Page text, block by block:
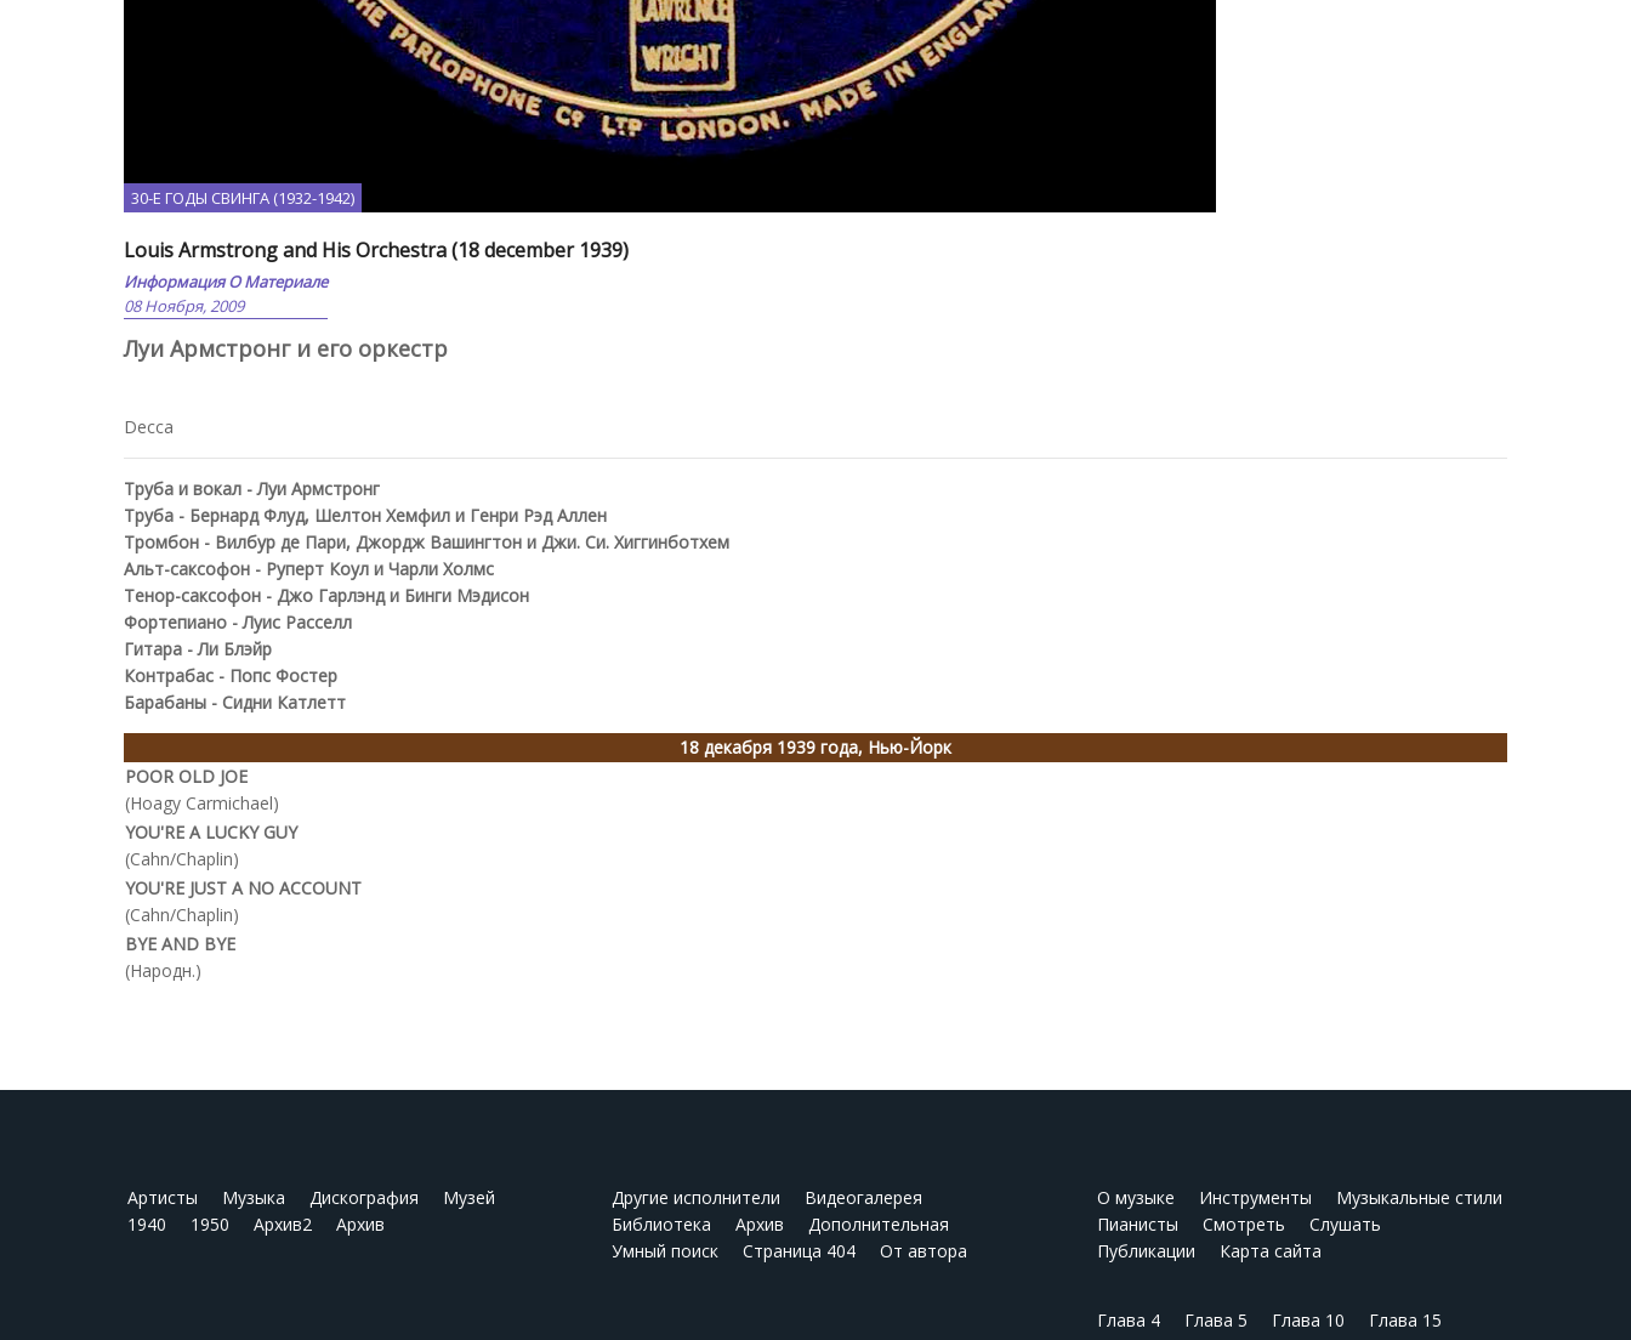
30-Е ГОДЫ СВИНГА (1932-1942)
Louis Armstrong and His Orchestra (18 december 1939)
Информация О Материале
08 Ноября, 2009
Луи Армстронг и его оркестр
Decca
Труба и вокал - Луи Армстронг
Труба - Бернард Флуд, Шелтон Хемфил и Генри Рэд Аллен
Тромбон - Вилбур де Пари, Джордж Вашингтон и Джи. Си. Хиггинботхем
Альт-саксофон - Руперт Коул и Чарли Холмс
Тенор-саксофон - Джо Гарлэнд и Бинги Мэдисон
Фортепиано - Луис Расселл
Гитара - Ли Блэйр
Контрабас - Попс Фостер
Барабаны - Сидни Катлетт
18 декабря 1939 года, Нью-Йорк
POOR OLD JOE
(Hoagy Carmichael)
YOU'RE A LUCKY GUY
(Cahn/Chaplin)
YOU'RE JUST A NO ACCOUNT
(Cahn/Chaplin)
BYE AND BYE
(Народн.)
Артисты Музыка Дискография
Музей
1940
1950 Архив2 Архив
Другие исполнители
Видеогалерея
Библиотека
Архив
Дополнительная
Умный поиск
Страница 404 От автора
О музыке Инструменты
Музыкальные стили
Пианисты
Смотреть
Слушать
Публикации
Карта сайта
Глава 4 Глава 5 Глава 10
Глава 15